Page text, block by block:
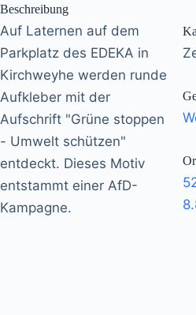
Beschreibung
Auf Laternen auf dem
Parkplatz des EDEKA in
Kirchweyhe werden runde
Aufkleber mit der
Aufschrift "Grüne stoppen
- Umwelt schützen"
entdeckt. Dieses Motiv
entstammt einer AfD-
Kampagne.